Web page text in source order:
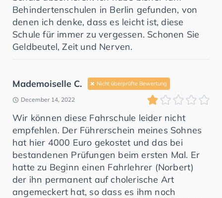
Behindertenschulen in Berlin gefunden, von
denen ich denke, dass es leicht ist, diese
Schule für immer zu vergessen. Schonen Sie
Geldbeutel, Zeit und Nerven.
Mademoiselle C. Nicht überprüfte Bewertung
December 14, 2022
Wir können diese Fahrschule leider nicht
empfehlen. Der Führerschein meines Sohnes
hat hier 4000 Euro gekostet und das bei
bestandenen Prüfungen beim ersten Mal. Er
hatte zu Beginn einen Fahrlehrer (Norbert)
der ihn permanent auf cholerische Art
angemeckert hat, so dass es ihm noch